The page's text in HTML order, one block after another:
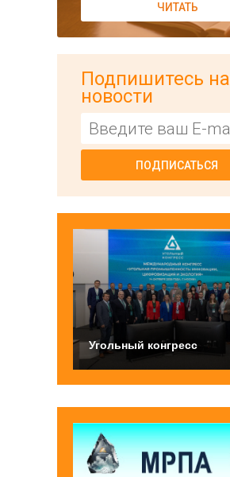
ЧИТАТЬ
Подпишитесь на
новости
ПОДПИСАТЬСЯ
Угольный конгресс